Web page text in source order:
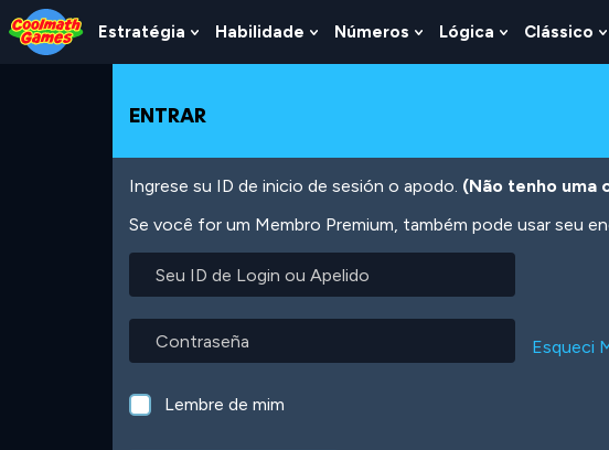
Skip
to
Top
Skip
to
Navigation
Skip
to
Main
Skip
to
Footer
para
Estratégia Show
Submenu
Estratégia
Habilidade Show
Submenu
Números Show
Submenu
Lógica Show
Submenu
Clássico
ENTRAR
Ingrese su ID de inicio de sesión o apodo. (Não tenho uma
Se você for um Membro Premium, também pode usar seu
Login
Apelido
Esqueci
Lembre de mim